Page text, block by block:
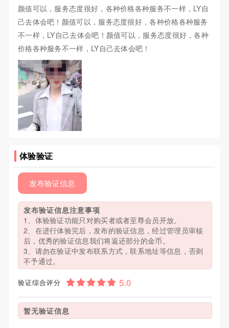
颜值可以，服务态度很好，各种价格各种服务不一样，LY自
己去体会吧！颜值可以，服务态度很好，各种价格各种服务
不一样，LY自己去体会吧！颜值可以，服务态度很好，各种
价格各种服务不一样，LY自己去体会吧！
体验验证
发布验证信息
发布验证信息注意事项
1、体验验证功能只对购买者或者至尊会员开放。
2、在进行体验完后，发布的验证信息，经过管理员审核
后，优秀的验证信息我们将返还部分的金币。
3、请勿在验证中发布联系方式，联系地址等信息，否则
不予通过。
验证综合评分
暂无验证信息